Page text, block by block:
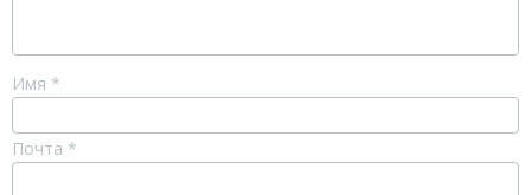
Имя *
Почта *